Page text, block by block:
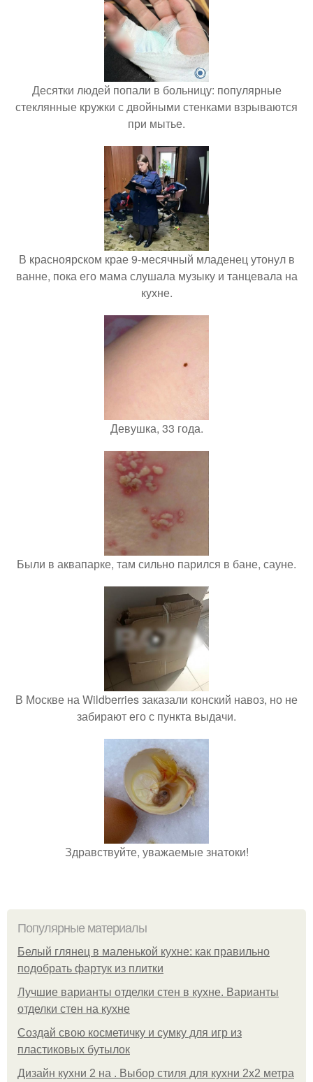
Десятки людей попали в больницу: популярные
стеклянные кружки с двойными стенками взрываются
при мытье.
В красноярском крае 9-месячный младенец утонул в
ванне, пока его мама слушала музыку и танцевала на
кухне.
Девушка, 33 года.
Были в аквапарке, там сильно парился в бане, сауне.
В Москве на Wildberries заказали конский навоз, но не
забирают его с пункта выдачи.
Здравствуйте, уважаемые знатоки!
Популярные материалы
Белый глянец в маленькой кухне: как правильно
подобрать фартук из плитки
Лучшие варианты отделки стен в кухне. Варианты
отделки стен на кухне
Создай свою косметичку и сумку для игр из
пластиковых бутылок
Дизайн кухни 2 на . Выбор стиля для кухни 2х2 метра